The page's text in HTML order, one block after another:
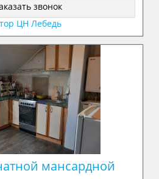
звонок
ЦН Лебедь
мансардной